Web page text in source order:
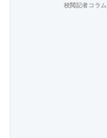
校閲記者コラム